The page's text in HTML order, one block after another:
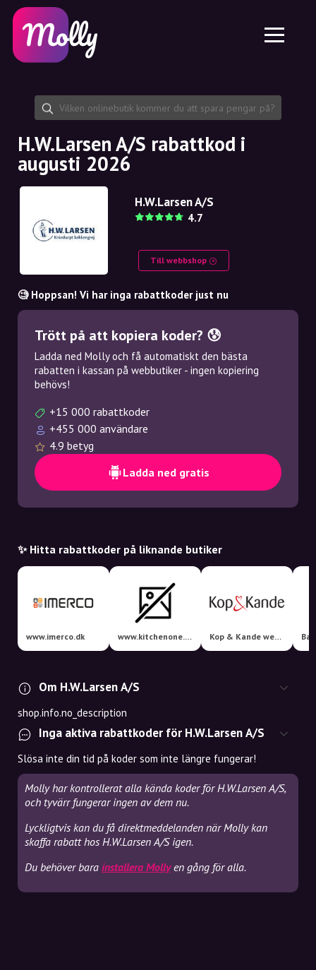
Hudvård
Hårvård
Dela rabattkod
Funktioner
Jobb
Om oss
Samarbete
Plattform
Molly till iPhone och iPad
Molly till Android
SE
EN
SE
NO
NL
H.W.Larsen A/S rabattkod i
augusti 2026
H.W.Larsen A/S
4.7
Till webbshop
🧐 Hoppsan! Vi har inga rabattkoder just nu
Trött på att kopiera koder? 😰
Ladda ned Molly och få automatiskt den bästa
rabatten i kassan på webbutiker - ingen kopiering
behövs!
+15 000 rabattkoder
+455 000 användare
4.9 betyg
Ladda ned gratis
✨ Hitta rabattkoder på liknande butiker
www.imerco.dk www.kitchenone.dk Kop & Kande webshop
Om H.W.Larsen A/S
shop.info.no_description
Inga aktiva rabattkoder för H.W.Larsen A/S
Slösa inte din tid på koder som inte längre fungerar!
Molly har kontrollerat alla kända koder för H.W.Larsen A/S,
och tyvärr fungerar ingen av dem nu.
Lyckligtvis kan du få direktmeddelanden när Molly kan
skaffa rabatt hos H.W.Larsen A/S igen.
Du behöver bara installera Mollyen gång för alla.